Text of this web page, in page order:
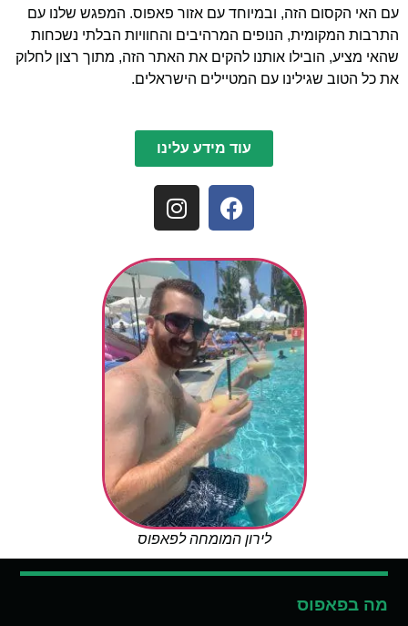
עם האי הקסום הזה, ובמיוחד עם אזור פאפוס. המפגש שלנו עם
התרבות המקומית, הנופים המרהיבים והחוויות הבלתי נשכחות
שהאי מציע, הובילו אותנו להקים את האתר הזה, מתוך רצון לחלוק
את כל הטוב שגילינו עם המטיילים הישראלים.
עוד מידע עלינו
לירון המומחה לפאפוס
מה בפאפוס